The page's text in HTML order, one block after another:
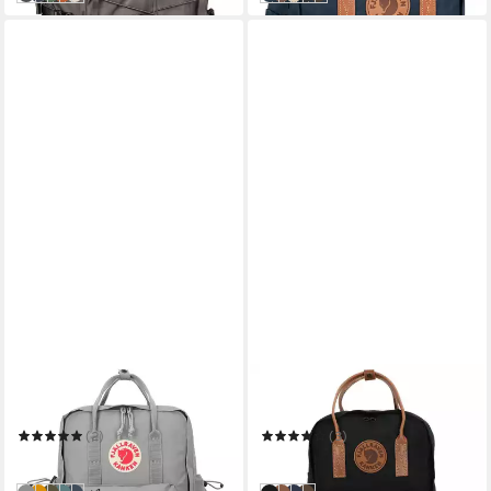
Daypack Kanken Outlong
(2)
169,95 €
in 2-3 Werktagen bei dir
FJÄLLRÄVEN
Daypack Kanken
(3)
174,95 €
in 2-3 Werktagen bei dir